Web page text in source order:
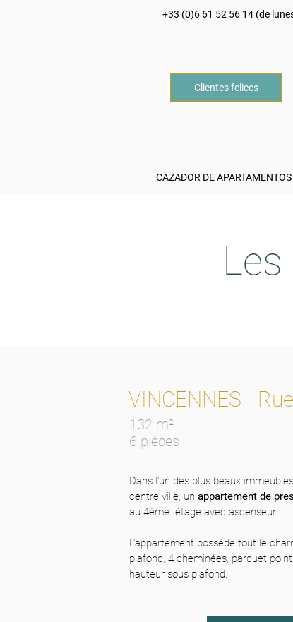
+33 (0)6 61 52 56 14 (de
Clientes felices
CAZADOR DE APARTAMENTOS
VINCENNES -
132 m²
6 pièces
Dans l’un des plus beaux
centre ville, unappartement de
au 4ème étage avec ascenseur.
L’appartement possède tout le
plafond, 4 cheminées, parquet
hauteur sous plafond.